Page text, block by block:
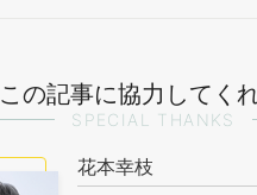
この記事に協力してく
SPECIAL THANKS
花本幸枝